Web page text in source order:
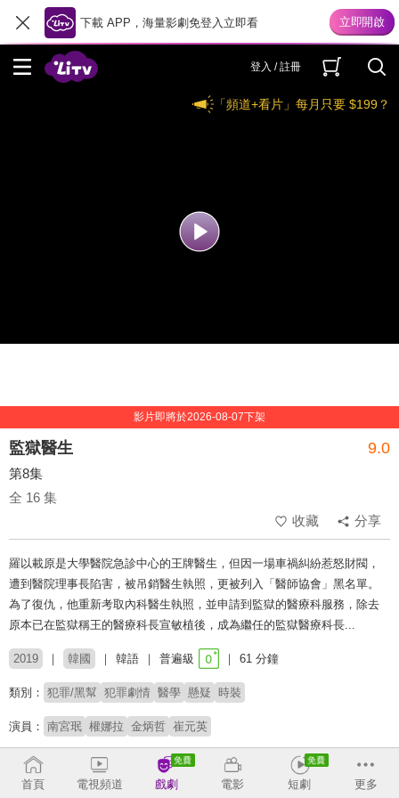
下載 APP，海量影劇免登入立即看
登入 / 註冊
「頻道+看片」每月只要 $199？
影片即將於2026-08-07下架
監獄醫生 9.0
第8集
全 16 集
收藏
分享
羅以載原是大學醫院急診中心的王牌醫生，但因一場車禍糾紛惹怒財閥，
遭到醫院理事長陷害，被吊銷醫生執照，更被列入「醫師協會」黑名單。
為了復仇，他重新考取內科醫生執照，並申請到監獄的醫療科服務，除去
原本已在監獄稱王的醫療科長宣敏植後，成為繼任的監獄醫療科長...
2019 韓國 韓語 普遍級 61 分鐘
類別： 犯罪/黑幫 犯罪劇情 醫學 懸疑 時裝
演員： 南宮珉 權娜拉 金炳哲 崔元英
導演： 宋閔燁
首頁 電視頻道 戲劇 電影 短劇 更多